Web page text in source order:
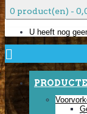
0 product(en) -
U heeft nog